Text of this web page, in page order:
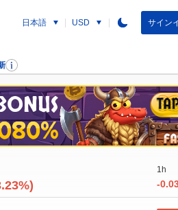
日本語 USD サイン
1h
-